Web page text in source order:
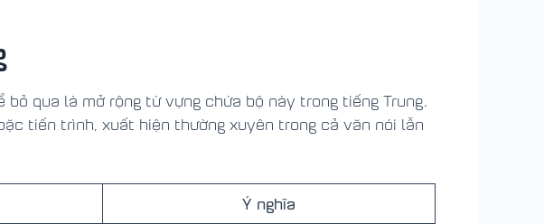
qua là mở rộng từ vựng chứa bộ này trong tiếng Trung.
tiến trình, xuất hiện thường xuyên trong cả văn nói lẫn
Ý nghĩa